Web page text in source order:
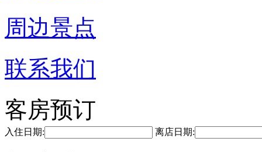
周边景点
联系我们
客房预订
入住日期: 离店日期: